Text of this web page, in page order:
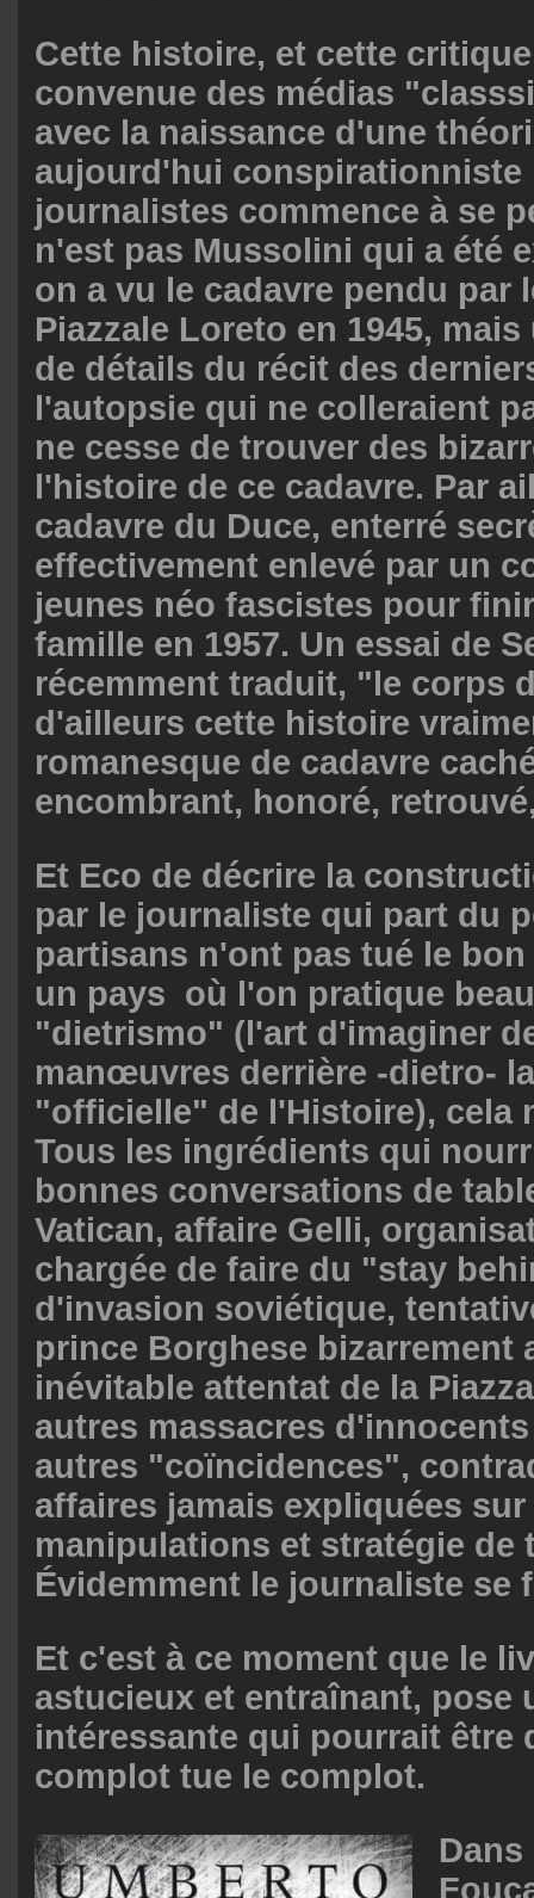
Cette histoire, et cette
convenue des médias
avec la naissance d'une
aujourd'hui conspirationniste
journalistes commence à se
n'est pas Mussolini qui a été
on a vu le cadavre pendu par
Piazzale Loreto en 1945,
de détails du récit des
l'autopsie qui ne colleraient
ne cesse de trouver des
l'histoire de ce cadavre. Par
cadavre du Duce, enterré
effectivement enlevé par un
jeunes néo fascistes pour
famille en 1957. Un essai de
récemment traduit, "le corps
d'ailleurs cette histoire
romanesque de cadavre
encombrant, honoré,
Et Eco de décrire la
par le journaliste qui part du
partisans n'ont pas tué le
un pays où l'on pratique
"dietrismo" (l'art d'imaginer
manœuvres derrière -dietro-
"officielle" de l'Histoire), cela
Tous les ingrédients qui
bonnes conversations de
Vatican, affaire Gelli,
chargée de faire du "stay
d'invasion soviétique,
prince Borghese bizarrement
inévitable attentat de la
autres massacres
autres "coïncidences",
affaires jamais expliquées
manipulations et stratégie de
Évidemment le journaliste se
Et c'est à ce moment que le
astucieux et entraînant, pose
intéressante qui pourrait être
complot tue le complot.